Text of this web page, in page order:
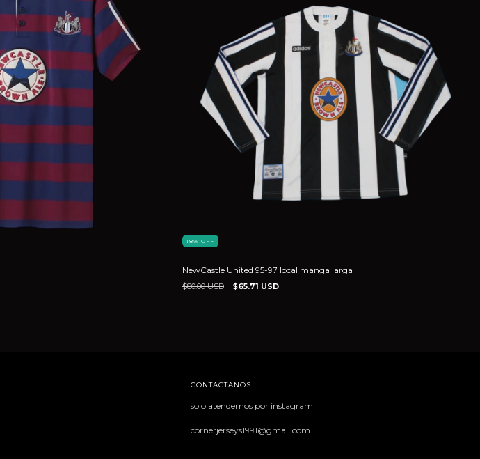
18% OFF
NewCastle United 95-97 local manga larga
$80.00 USD $65.71 USD
CONTÁCTANOS
solo atendemos por instagram
cornerjerseys1991@gmail.com